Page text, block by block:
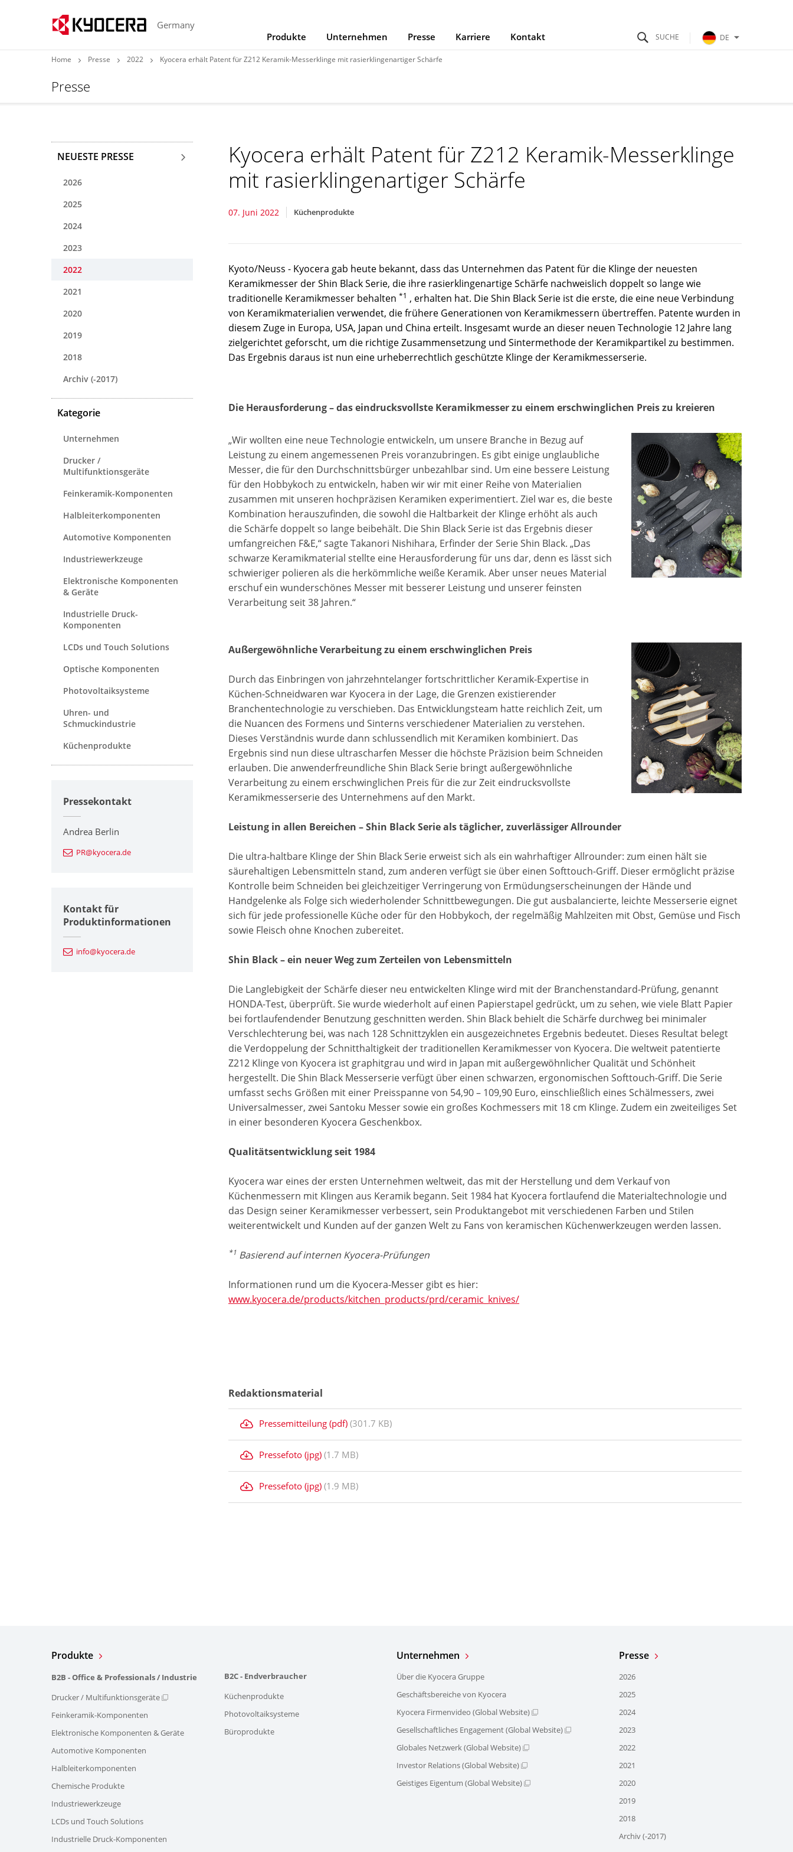
Germany
Produkte
Unternehmen Presse Karriere Kontakt DE
Home Presse 2022 Kyocera erhält Patent für Z212 Keramik-Messerklinge mit rasierklingenartiger Schärfe
Presse
Kyocera erhält Patent für Z212 Keramik-Messerklinge
mit rasierklingenartiger Schärfe
07. Juni 2022 Küchenprodukte
Kyoto/Neuss - Kyocera gab heute bekannt, dass das Unternehmen das Patent für die Klinge der neuesten
Keramikmesser der Shin Black Serie, die ihre rasierklingenartige Schärfe nachweislich doppelt so lange wie
traditionelle Keramikmesser behalten*1 , erhalten hat. Die Shin Black Serie ist die erste, die eine neue Verbindung
von Keramikmaterialien verwendet, die frühere Generationen von Keramikmessern übertreffen. Patente wurden in
diesem Zuge in Europa, USA, Japan und China erteilt. Insgesamt wurde an dieser neuen Technologie 12 Jahre lang
zielgerichtet geforscht, um die richtige Zusammensetzung und Sintermethode der Keramikpartikel zu bestimmen.
Das Ergebnis daraus ist nun eine urheberrechtlich geschützte Klinge der Keramikmesserserie.
Die Herausforderung–das eindrucksvollste Keramikmesser zu einem erschwinglichen Preis zu kreieren
„Wir wollten eine neue Technologie entwickeln, um unsere Branche in Bezug auf
Leistung zu einem angemessenen Preis voranzubringen. Es gibt einige unglaubliche
Messer, die für den Durchschnittsbürger unbezahlbar sind. Um eine bessere Leistung
für den Hobbykoch zu entwickeln, haben wir wir mit einer Reihe von Materialien
zusammen mit unseren hochpräzisen Keramiken experimentiert. Ziel war es, die beste
Kombination herauszufinden, die sowohl die Haltbarkeit der Klinge erhöht als auch
die Schärfe doppelt so lange beibehält. Die Shin Black Serie ist das Ergebnis dieser
umfangreichen F&E,“ sagte Takanori Nishihara, Erfinder der Serie Shin Black. „Das
schwarze Keramikmaterial stellte eine Herausforderung für uns dar, denn es lässt sich
schwieriger polieren als die herkömmliche weiße Keramik. Aber unser neues Material
erschuf ein wunderschönes Messer mit besserer Leistung und unserer feinsten
Verarbeitung seit 38 Jahren.“
Außergewöhnliche Verarbeitung zu einem erschwinglichen Preis
Durch das Einbringen von jahrzehntelanger fortschrittlicher Keramik-Expertise in
Küchen-Schneidwaren war Kyocera in der Lage, die Grenzen existierender
Branchentechnologie zu verschieben. Das Entwicklungsteam hatte reichlich Zeit, um
die Nuancen des Formens und Sinterns verschiedener Materialien zu verstehen.
Dieses Verständnis wurde dann schlussendlich mit Keramiken kombiniert. Das
Ergebnis sind nun diese ultrascharfen Messer die höchste Präzision beim Schneiden
erlauben. Die anwenderfreundliche Shin Black Serie bringt außergewöhnliche
Verarbeitung zu einem erschwinglichen Preis für die zur Zeit eindrucksvollste
Keramikmesserserie des Unternehmens auf den Markt.
Leistung in allen Bereichen – Shin Black Serie als täglicher, zuverlässiger Allrounder
Die ultra-haltbare Klinge der Shin Black Serie erweist sich als ein wahrhaftiger Allrounder: zum einen hält sie
säurehaltigen Lebensmitteln stand, zum anderen verfügt sie über einen Softtouch-Griff. Dieser ermöglicht präzise
Kontrolle beim Schneiden bei gleichzeitiger Verringerung von Ermüdungserscheinungen der Hände und
Handgelenke als Folge sich wiederholender Schnittbewegungen. Die gut ausbalancierte, leichte Messerserie eignet
sich für jede professionelle Küche oder für den Hobbykoch, der regelmäßig Mahlzeiten mit Obst, Gemüse und Fisch
sowie Fleisch ohne Knochen zubereitet.
Shin Black – ein neuer Weg zum Zerteilen von Lebensmitteln
Die Langlebigkeit der Schärfe dieser neu entwickelten Klinge wird mit der Branchenstandard-Prüfung, genannt
HONDA-Test, überprüft. Sie wurde wiederholt auf einen Papierstapel gedrückt, um zu sehen, wie viele Blatt Papier
bei fortlaufendender Benutzung geschnitten werden. Shin Black behielt die Schärfe durchweg bei minimaler
Verschlechterung bei, was nach 128 Schnittzyklen ein ausgezeichnetes Ergebnis bedeutet. Dieses Resultat belegt
die Verdoppelung der Schnitthaltigkeit der traditionellen Keramikmesser von Kyocera. Die weltweit patentierte
Z212 Klinge von Kyocera ist graphitgrau und wird in Japan mit außergewöhnlicher Qualität und Schönheit
hergestellt. Die Shin Black Messerserie verfügt über einen schwarzen, ergonomischen Softtouch-Griff. Die Serie
umfasst sechs Größen mit einer Preisspanne von 54,90 – 109,90 Euro, einschließlich eines Schälmessers, zwei
Universalmesser, zwei Santoku Messer sowie ein großes Kochmessers mit 18 cm Klinge. Zudem ein zweiteiliges Set
in einer besonderen Kyocera Geschenkbox.
Qualitätsentwicklung seit 1984
Kyocera war eines der ersten Unternehmen weltweit, das mit der Herstellung und dem Verkauf von
Küchenmessern mit Klingen aus Keramik begann. Seit 1984 hat Kyocera fortlaufend die Materialtechnologie und
das Design seiner Keramikmesser verbessert, sein Produktangebot mit verschiedenen Farben und Stilen
weiterentwickelt und Kunden auf der ganzen Welt zu Fans von keramischen Küchenwerkzeugen werden lassen.
*1 Basierend auf internen Kyocera-Prüfungen
Informationen rund um die Kyocera-Messer gibt es hier:
www.kyocera.de/products/kitchen_products/prd/ceramic_knives/
Redaktionsmaterial
Pressemitteilung (pdf) (301.7 KB)
Pressefoto (jpg) (1.7 MB)
Pressefoto (jpg) (1.9 MB)
NEUESTE PRESSE
2026
2025
2024
2023
2022
2021
2020
2019
2018
Archiv (-2017)
Kategorie
Unternehmen
Drucker /
Multifunktionsgeräte
Feinkeramik-Komponenten
Halbleiterkomponenten
Automotive Komponenten
Industriewerkzeuge
Elektronische Komponenten
& Geräte
Industrielle Druck-
Komponenten
LCDs und Touch Solutions
Optische Komponenten
Photovoltaiksysteme
Uhren- und
Schmuckindustrie
Küchenprodukte
Pressekontakt
Andrea Berlin
PR@kyocera.de
Kontakt für
Produktinformationen
info@kyocera.de
Produkte
B2B - Office & Professionals / Industrie
Drucker / Multifunktionsgeräte
Feinkeramik-Komponenten
Elektronische Komponenten & Geräte
Automotive Komponenten
Halbleiterkomponenten
Chemische Produkte
Industriewerkzeuge
LCDs und Touch Solutions
Industrielle Druck-Komponenten
B2C - Endverbraucher
Küchenprodukte
Photovoltaiksysteme
Büroprodukte
Unternehmen
Über die Kyocera Gruppe
Geschäftsbereiche von Kyocera
Kyocera Firmenvideo (Global Website)
Gesellschaftliches Engagement (Global Website)
Globales Netzwerk (Global Website)
Investor Relations (Global Website)
Geistiges Eigentum (Global Website)
Presse
2026
2025
2024
2023
2022
2021
2020
2019
2018
Archiv (-2017)